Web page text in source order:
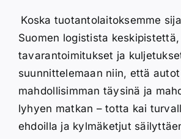
Koska tuotantolaitoksemme
Suomen logistista keskipistettä,
tavarantoimitukset ja
suunnittelemaan niin, että
mahdollisimman täysinä ja
lyhyen matkan – totta kai
ehdoilla ja kylmäketjut